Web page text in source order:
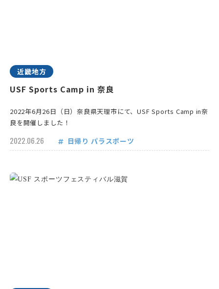
近畿地方
USF Sports Camp in 奈良
2022年6月26日（日）奈良県天理市にて、USF Sports Camp in奈
良を開催しました！
2022.06.26 日帰り パラスポーツ